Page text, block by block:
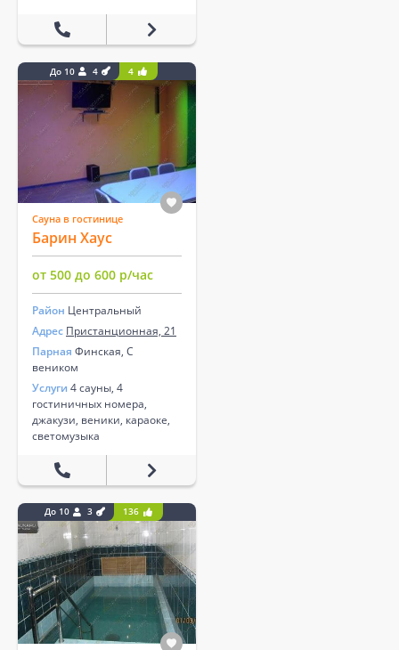
До 10 4 4
Сауна в гостинице
Барин Хаус
от 500 до 600 р/час
Район Центральный
Адрес Пристанционная, 21
Парная Финская, С
веником
Услуги 4 сауны, 4
гостиничных номера,
джакузи, веники, караоке,
светомузыка
До 10 3 136